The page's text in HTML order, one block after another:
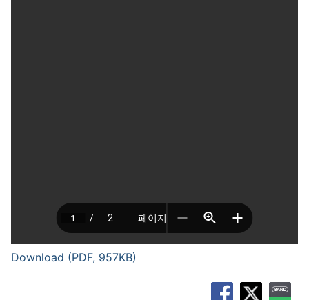
Download (PDF, 957KB)